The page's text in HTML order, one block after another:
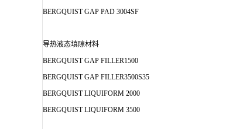
BERGQUIST GAP PAD 3004SF
导热液态填隙材料
BERGQUIST GAP FILLER1500
BERGQUIST GAP FILLER3500S35
BERGQUIST LIQUIFORM 2000
BERGQUIST LIQUIFORM 3500